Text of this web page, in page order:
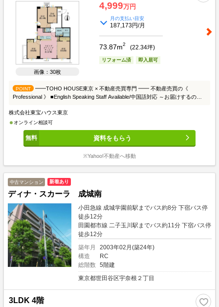
画像：30枚
4,999万円
月の支払い目安
187,173円/月
73.87m2 (22.34坪)
リフォーム済 即入居可
POINT
━━TOHO HOUSE東京 × 不動産売買専門 ━━ 不動産売買の《
Professional 》 ■English Speaking Staff Available/中国語対応 ～お届けするのは
（TOHO HOUSE東京がお客様にお届けする17の専門性を活かしたサービス）
●ご来店のお客様限定サービス● ■独自のシステムにより各種物件の （1）公開日
（2）価格変更履歴 （3）成約事例（過去5年分） （4）正確な場所（地図上）
（5）物件外観・共用部写真 （6）間取り図 （7）現況 （8）周辺相場ランキング
（周囲3km圏内） ・上記、7点をテーブルの画面上で物件を探しながらお客様ご
自身で確認頂けます。 ※一部非対応エリア有 詳細は担当者にお尋ね下さい。
さい。（2～3分でお出しできます） ■弊社査定システムにより （12）売却時
価格予想 （13）賃貸家賃予想 （14）周辺相場成約履歴グラフ （15）公示地価
推移グラフ ・ご希望のお客様はお気軽にお申し付け下さい。（2～3分でお出し
できます） ■不動産売買専門店ならではの提携住宅ローン完備■ ○ネットバン
ク・都市銀行・地方銀行の中から、お客様にピッタリな住宅ローンをご提案。
常時、20を越える金融機関から特別金利・好条件の住宅ローンを探せます。 ま
た、各種金利・条件・付帯保険等が一目で分かる（16）【一覧表】を作成しご
覧頂けます。 ※お買い替えのお客様限定の（17）【買い替え専用 住宅ロー
ン】←大好評○ ・現在の住宅ローンはそのままでOK。 ・購入後の新規ローンは
売却が完了してからのスタート。（2重ローン防止） ・提携金融機関×低金利
（変動）もちろん、団体信用生命保険付。 ・大人気のガン団信も無料付帯！ お
問い合わせはお気軽にどうぞ。 不動産売買の《 Professional 》が対応致しま
株式会社東宝ハウス東京
オンライン相談可
資料をもらう
※Yahoo!不動産へ移動
中古マンション 新着あり
ディナ・スカーラ 成城南
小田急線 成城学園前駅までバス約8分 下宿バス停
徒歩12分
田園都市線 二子玉川駅までバス約11分 下宿バス停
徒歩12分
築年月
2003年02月(築24年)
構造
RC
総階数
5階建
東京都世田谷区宇奈根２丁目
3LDK 4階